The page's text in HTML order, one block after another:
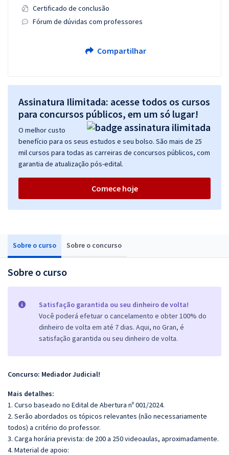
Sobre o curso Sobre o concurso
Sobre o curso
Satisfação garantida ou seu dinheiro de volta!
Você poderá efetuar o cancelamento e obter 100% do
dinheiro de volta em até 7 dias. Aqui, no Gran, é
satisfação garantida ou seu dinheiro de volta.
Concurso: Mediador Judicial!
Mais detalhes:
1. Curso baseado no Edital de Abertura nº 001/2024.
2. Serão abordados os tópicos relevantes (não necessariamente
todos) a critério do professor.
3. Carga horária prevista: de 200 a 250 videoaulas, aproximadamente.
4. Material de apoio:
Certificado de conclusão
Fórum de dúvidas com professores
Compartilhar
Assinatura Ilimitada: acesse todos os cursos
para concursos públicos, em um só lugar!
O melhor custo
benefício para os seus estudos e seu bolso. São mais de 25
mil cursos para todas as carreiras de concursos públicos, com
garantia de atualização pós-edital.
Comece hoje